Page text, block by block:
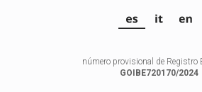
número provisional de Registro
GOIBE720170/2024